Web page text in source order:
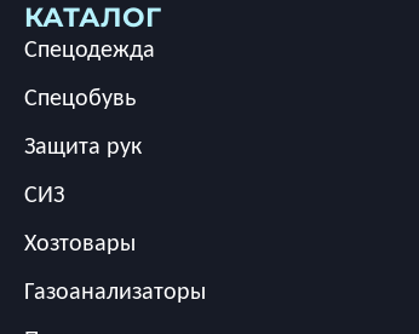
КАТАЛОГ
Спецодежда
Спецобувь
Защита рук
СИЗ
Хозтовары
Газоанализаторы